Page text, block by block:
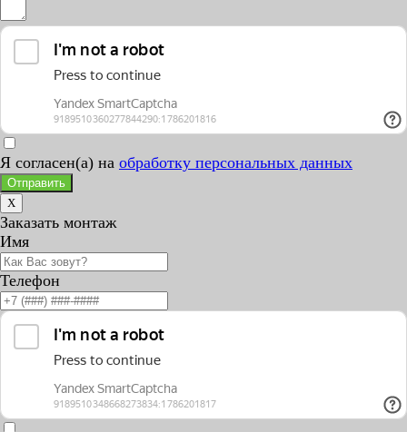
Я согласен(а) на обработку персональных данных
Отправить
X
Заказать монтаж
Имя
Телефон